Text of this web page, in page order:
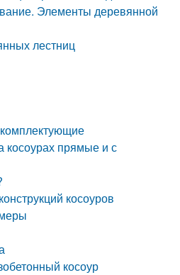
Элементы деревянной
лестниц
косоурах прямые и с
косоуров
косоур